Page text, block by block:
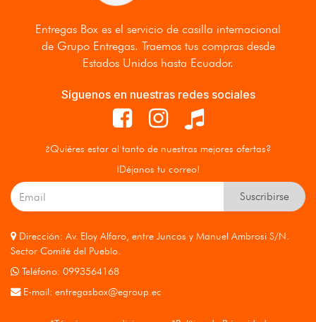
Entregas Box es el servicio de casilla internacional
de Grupo Entregas. Traemos tus compras desde
Estados Unidos hasta Ecuador.
Síguenos en nuestras redes sociales
¿Quiéres estar al tanto de nuestras mejores ofertas?
¡Déjanos tu correo!
Suscribirse
Dirección: Av. Eloy Alfaro, entre Juncos y Manuel Ambrosi S/N.
Sector Comité del Pueblo.
Teléfono: 0993564168
E-mail: entregasbox@egroup.ec